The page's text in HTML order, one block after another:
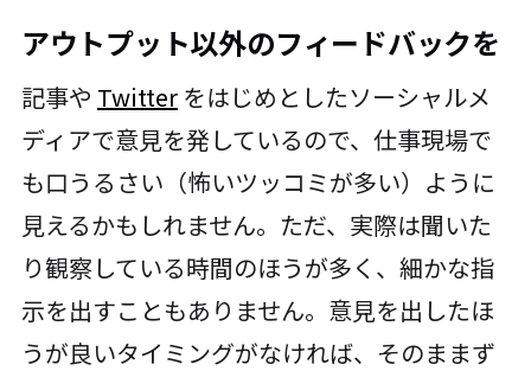
アウトプット以外のフィードバックを
記事や Twitterをはじめとしたソーシャルメ
ディアで意見を発しているので、仕事現場で
も口うるさい（怖いツッコミが多い）ように
見えるかもしれません。ただ、実際は聞いた
り観察している時間のほうが多く、細かな指
示を出すこともありません。意見を出したほ
うが良いタイミングがなければ、そのままず